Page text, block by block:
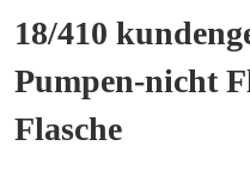
18/410
Pumpen-nicht
Flasche